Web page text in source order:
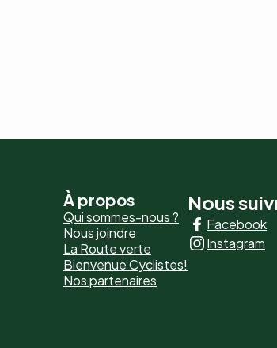
Pied
de
page
-
À propos
Qui sommes-nous ?
Nous joindre
La Route verte
Bienvenue Cyclistes!
Nos partenaires
Nous
Facebook
Instagram